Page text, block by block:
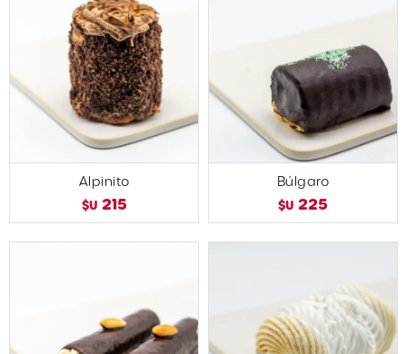
Alpinito
$U 215
Búlgaro
$U 225